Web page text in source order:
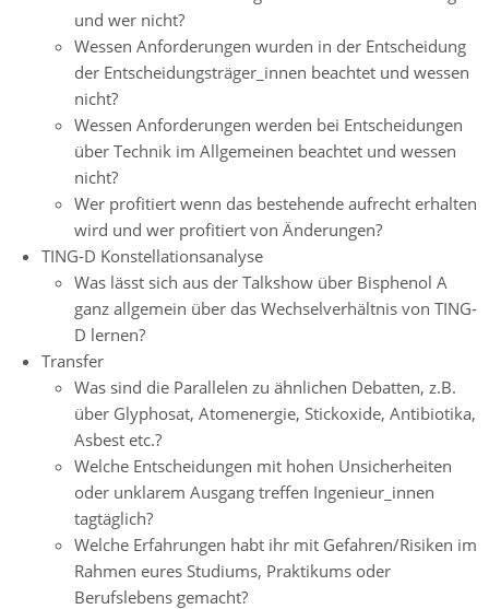
und wer nicht?
Wessen Anforderungen wurden in der Entscheidung
der Entscheidungsträger_innen beachtet und wessen
nicht?
Wessen Anforderungen werden bei Entscheidungen
über Technik im Allgemeinen beachtet und wessen
nicht?
Wer profitiert wenn das bestehende aufrecht erhalten
wird und wer profitiert von Änderungen?
TING-D Konstellationsanalyse
Was lässt sich aus der Talkshow über Bisphenol A
ganz allgemein über das Wechselverhältnis von TING-
D lernen?
Transfer
Was sind die Parallelen zu ähnlichen Debatten, z.B.
über Glyphosat, Atomenergie, Stickoxide, Antibiotika,
Asbest etc.?
Welche Entscheidungen mit hohen Unsicherheiten
oder unklarem Ausgang treffen Ingenieur_innen
tagtäglich?
Welche Erfahrungen habt ihr mit Gefahren/Risiken im
Rahmen eures Studiums, Praktikums oder
Berufslebens gemacht?